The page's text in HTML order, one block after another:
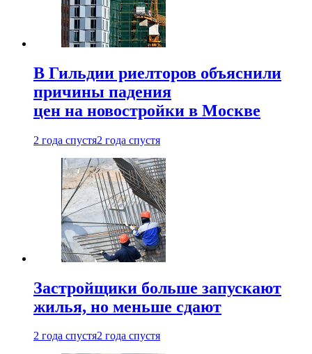
В Гильдии риелторов объяснили
причины падения
цен на новостройки в Москве
2 года спустя2 года спустя
Застройщики больше запускают
жилья, но меньше сдают
2 года спустя2 года спустя